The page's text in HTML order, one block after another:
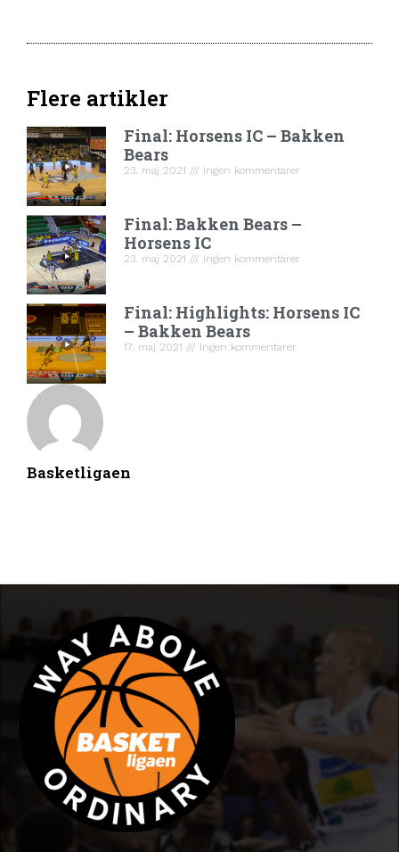
Basketligaen
Flere artikler
Final: Horsens IC – Bakken
Bears
23. maj 2021 Ingen kommentarer
Final: Bakken Bears –
Horsens IC
23. maj 2021 Ingen kommentarer
Final: Highlights: Horsens IC
– Bakken Bears
17. maj 2021 Ingen kommentarer